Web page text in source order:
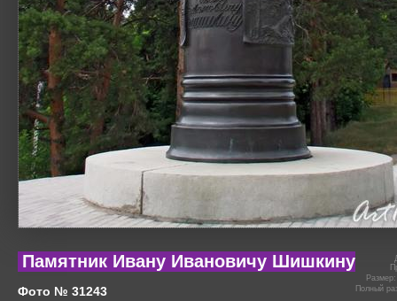
Памятник Ивану Ивановичу Шишкину
Фото № 31243
Полный